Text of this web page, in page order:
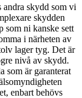
skydd som vi
skydden
som ni kanske sett
i närheten av
lager tyg. Det är
nivå av skydd.
som är garanterat
enbart behövs